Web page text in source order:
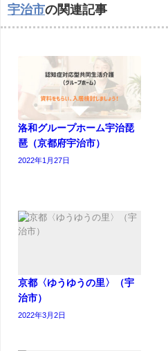
宇治市の関連記事
洛和グループホーム宇治琵
琶（京都府宇治市）
2022年1月27日
京都〈ゆうゆうの里〉（宇
治市）
2022年3月2日